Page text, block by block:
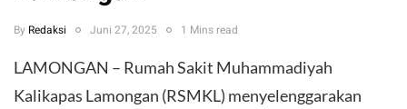
By Redaksi Juni 27, 2025 1 Mins read
LAMONGAN – Rumah Sakit Muhammadiyah
Kalikapas Lamongan (RSMKL) menyelenggarakan